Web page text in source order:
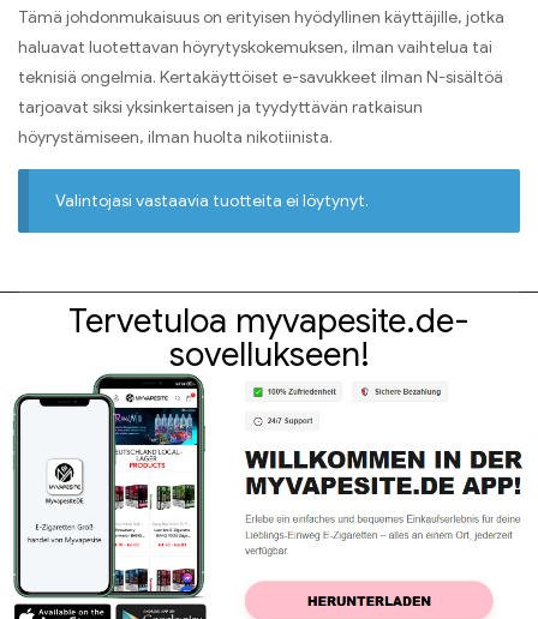
Tämä johdonmukaisuus on erityisen hyödyllinen käyttäjille, jotka
haluavat luotettavan höyrytyskokemuksen, ilman vaihtelua tai
teknisiä ongelmia. Kertakäyttöiset e-savukkeet ilman N-sisältöä
tarjoavat siksi yksinkertaisen ja tyydyttävän ratkaisun
höyrystämiseen, ilman huolta nikotiinista.
Valintojasi vastaavia tuotteita ei löytynyt.
Tervetuloa myvapesite.de-
sovellukseen!